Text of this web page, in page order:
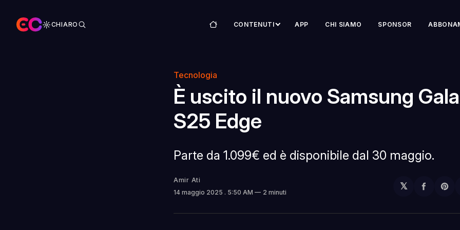
CHIARO CONTENUTI APP CHI SIAMO SPONSOR
Tecnologia
È uscito il nuovo Samsung
S25 Edge
Parte da 1.099€ ed è disponibile dal 30 maggio.
Amir Ati
14 maggio 2025 . 5:50 AM 2 minuti
𝕏